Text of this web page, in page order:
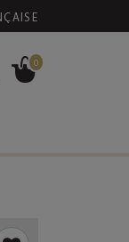
0